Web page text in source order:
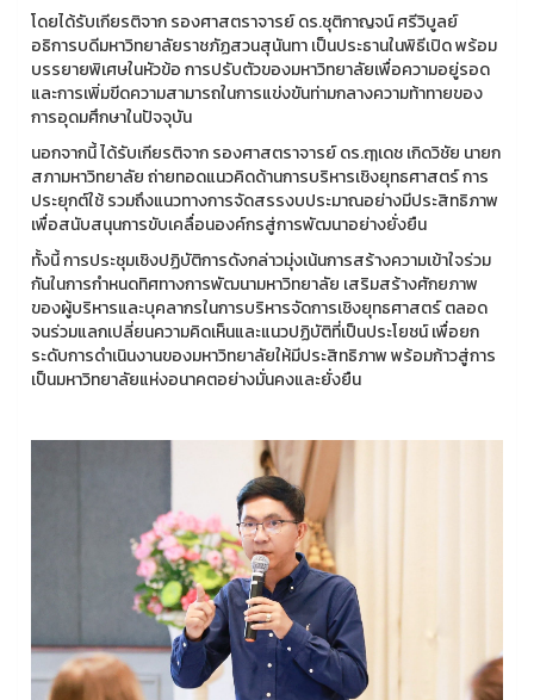
โดยได้รับเกียรติจาก รองศาสตราจารย์ ดร.ชุติกาญจน์ ศรีวิบูลย์
อธิการบดีมหาวิทยาลัยราชภัฏสวนสุนันทา เป็นประธานในพิธีเปิด พร้อม
บรรยายพิเศษในหัวข้อ การปรับตัวของมหาวิทยาลัยเพื่อความอยู่รอด
และการเพิ่มขีดความสามารถในการแข่งขันท่ามกลางความท้าทายของ
การอุดมศึกษาในปัจจุบัน
นอกจากนี้ ได้รับเกียรติจาก รองศาสตราจารย์ ดร.ฤๅเดช เกิดวิชัย นายก
สภามหาวิทยาลัย ถ่ายทอดแนวคิดด้านการบริหารเชิงยุทธศาสตร์ การ
ประยุกต์ใช้ รวมถึงแนวทางการจัดสรรงบประมาณอย่างมีประสิทธิภาพ
เพื่อสนับสนุนการขับเคลื่อนองค์กรสู่การพัฒนาอย่างยั่งยืน
ทั้งนี้ การประชุมเชิงปฏิบัติการดังกล่าวมุ่งเน้นการสร้างความเข้าใจร่วม
กันในการกำหนดทิศทางการพัฒนามหาวิทยาลัย เสริมสร้างศักยภาพ
ของผู้บริหารและบุคลากรในการบริหารจัดการเชิงยุทธศาสตร์ ตลอด
จนร่วมแลกเปลี่ยนความคิดเห็นและแนวปฏิบัติที่เป็นประโยชน์ เพื่อยก
ระดับการดำเนินงานของมหาวิทยาลัยให้มีประสิทธิภาพ พร้อมก้าวสู่การ
เป็นมหาวิทยาลัยแห่งอนาคตอย่างมั่นคงและยั่งยืน